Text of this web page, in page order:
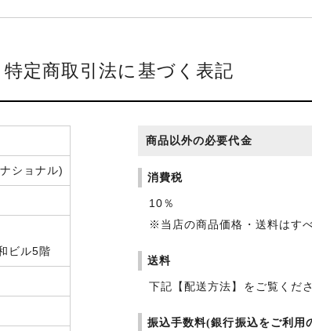
特定商取引法に基づく表記
ショナル)
ビル5階
商品以外の必要代金
消費税
10％
※当店の商品価格・送料はす
送料
下記【配送方法】をご覧くださ
振込手数料(銀行振込をご利用